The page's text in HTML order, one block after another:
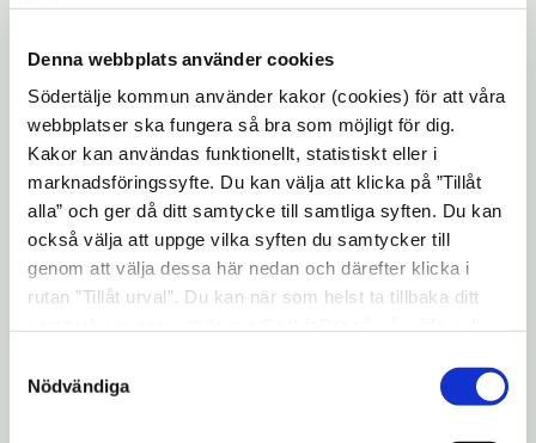
Denna webbplats använder cookies
Södertälje kommun använder kakor (cookies) för att våra
webbplatser ska fungera så bra som möjligt för dig.
Kakor kan användas funktionellt, statistiskt eller i
marknadsföringssyfte. Du kan välja att klicka på ”Tillåt
alla” och ger då ditt samtycke till samtliga syften. Du kan
också välja att uppge vilka syften du samtycker till
genom att välja dessa här nedan och därefter klicka i
rutan ”Tillåt urval”. Du kan när som helst ta tillbaka ditt
"Visa detaljer" kan du läsa om hur kakorna används och
hur vi och våra leverantörer inhämtar och behandlar
Nödvändiga
Bransch